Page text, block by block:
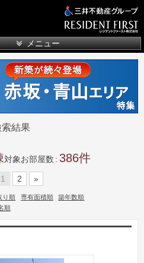
メニュー
結果
対象お部屋数 386
1 2 »
り順 専有面積順
築年数順
順